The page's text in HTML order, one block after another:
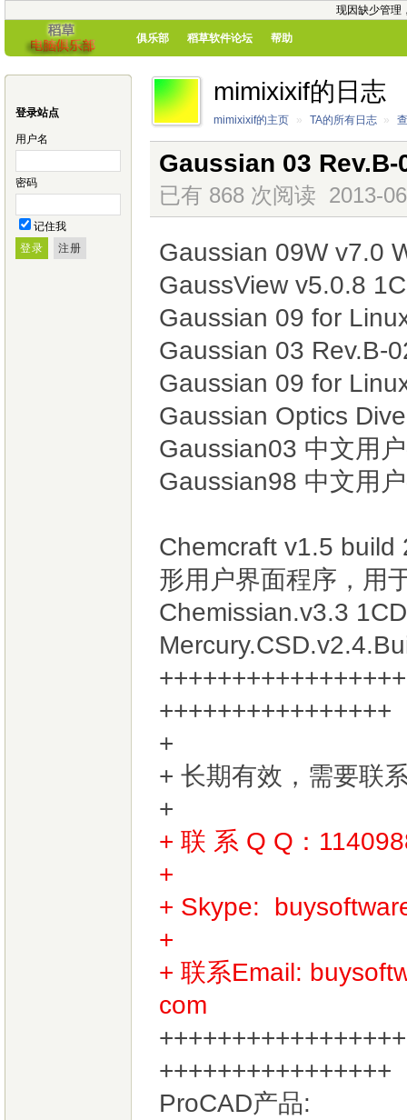
现因缺少管理
俱乐部 稻草软件论坛 帮助
登录站点
用户名
密码
记住我
mimixixif的日志
mimixixif的主页 » TA的所有日志 »
Gaussian 03
已有 868 次阅读 2013-
Gaussian 09W v7.0
GaussView v5.0.8
Gaussian 09 for
Gaussian 03 Rev.B-
Gaussian 09 for
Gaussian Optics
Gaussian03 中文用
Gaussian98 中文用
Chemcraft v1.5 build
形用户界面程序，用
Chemissian.v3.3
++++++++++++++++
+ 长期有效，需要联
+
+ 联 系 Q Q：
+
+ Skype:
+
+ 联系Email:
com
ProCAD产品: